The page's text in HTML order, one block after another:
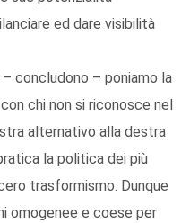
ed dare visibilità
concludono – poniamo la
chi non si riconosce nel
alternativo alla destra
la politica dei più
trasformismo. Dunque
omogenee e coese per